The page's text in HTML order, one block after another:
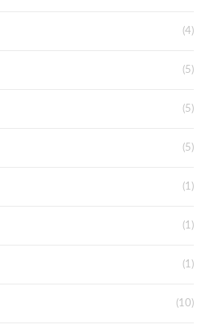
(4)
(5)
(5)
(5)
(1)
(1)
(1)
(10)